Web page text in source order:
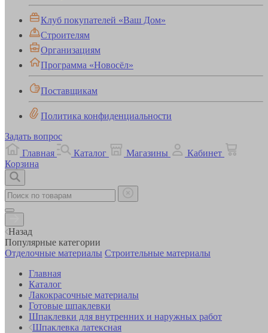
Клуб покупателей «Ваш Дом»
Строителям
Организациям
Программа «Новосёл»
Поставщикам
Политика конфиденциальности
Задать вопрос
Главная
Каталог Магазины
Кабинет
Корзина
Назад
Популярные категории
Отделочные материалы Строительные материалы
Главная
Каталог
Лакокрасочные материалы
Готовые шпаклевки
Шпаклевки для внутренних и наружных работ
Шпаклевка латексная